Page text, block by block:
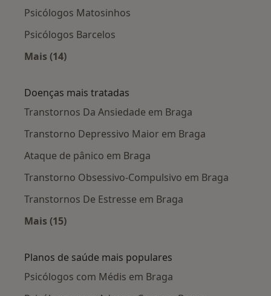
Psicólogos Matosinhos
Psicólogos Barcelos
Mais (14)
Doenças mais tratadas
Transtornos Da Ansiedade em Braga
Transtorno Depressivo Maior em Braga
Ataque de pânico em Braga
Transtorno Obsessivo-Compulsivo em Braga
Transtornos De Estresse em Braga
Mais (15)
Planos de saúde mais populares
Psicólogos com Médis em Braga